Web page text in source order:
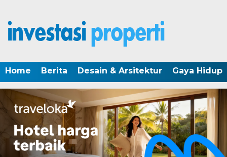
Home Berita Desain & Arsitektur Gaya Hidup